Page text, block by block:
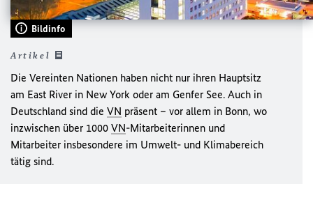
Bildinfo
Artikel
Die Vereinten Nationen haben nicht nur ihren Hauptsitz
am East River in New York oder am Genfer See. Auch in
Deutschland sind die VN präsent – vor allem in Bonn, wo
inzwischen über 1000 VN-Mitarbeiterinnen und
Mitarbeiter insbesondere im Umwelt- und Klimabereich
tätig sind.